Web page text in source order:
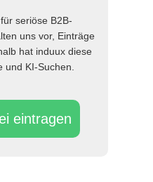
eintragen
seriöse B2B-
uns vor, Einträge
hat induux diese
und KI-Suchen.